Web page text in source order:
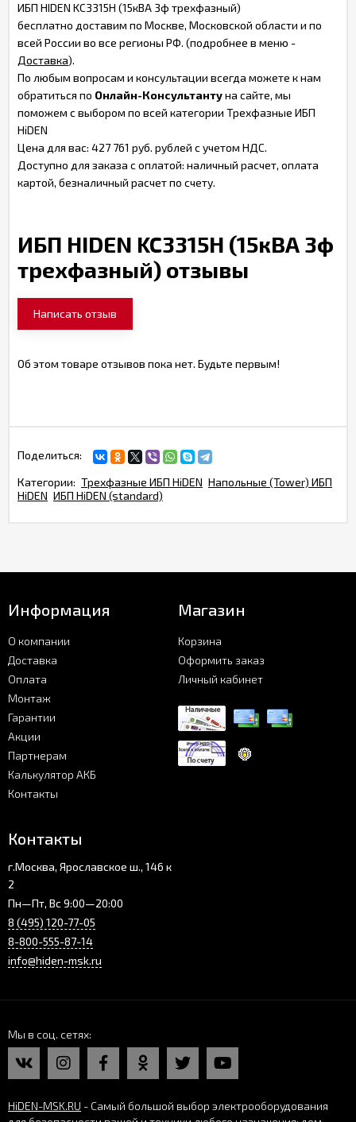
ИБП HIDEN KC3315H (15кВА 3ф трехфазный)
бесплатно доставим по Москве, Московской области и по
всей России во все регионы РФ. (подробнее в меню -
Доставка).
По любым вопросам и консультации всегда можете к нам
обратиться по Онлайн-Консультантуна сайте, мы
поможем с выбором по всей категории Трехфазные ИБП
HiDEN
Цена для вас: 427 761 руб. рублей с учетом НДС.
Доступно для заказа с оплатой: наличный расчет, оплата
картой, безналичный расчет по счету.
ИБП HIDEN KC3315H (15кВА 3ф
трехфазный) отзывы
Написать отзыв
Об этом товаре отзывов пока нет. Будьте первым!
Поделиться:
Категории: Трехфазные ИБП HiDEN Напольные (Tower) ИБП
HiDEN ИБП HiDEN (standard)
Информация
О компании
Доставка
Оплата
Монтаж
Гарантии
Акции
Партнерам
Калькулятор АКБ
Контакты
Магазин
Корзина
Оформить заказ
Личный кабинет
Контакты
г.Москва, Ярославское ш., 146 к
2
Пн—Пт, Вс 9:00—20:00
8 (495) 120-77-05
8-800-555-87-14
info@hiden-msk.ru
Мы в соц. сетях
HiDEN-MSK.RU - Самый большой выбор электрооборудования